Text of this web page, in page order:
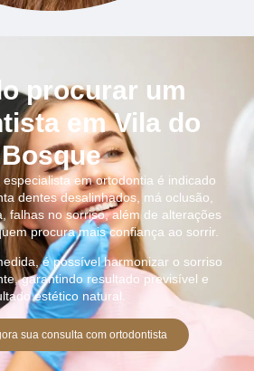
procurar um
em Vila do
Bosque
em ortodontia é indicado
dentes desalinhados, má oclusão,
falhas no sorriso, além de alterações
procura mais confiança ao sorrir.
é possível harmonizar o sorriso
garantindo resultado previsível e
estético natural.
sua consulta com ortodontista